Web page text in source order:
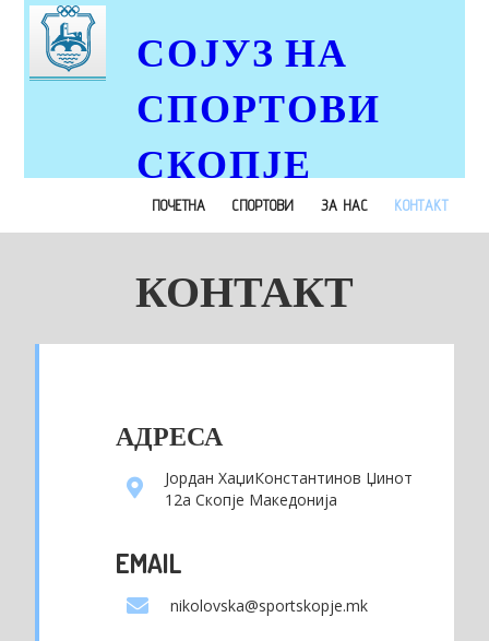
СОЈУЗ НА
СПОРТОВИ
СКОПЈЕ
ПОЧЕТНА СПОРТОВИ ЗА НАС КОНТАКТ
КОНТАКТ
АДРЕСА
Јордан ХаџиКонстантинов Џинот
12а Скопје Македонија
EMAIL
nikolovska@sportskopje.mk